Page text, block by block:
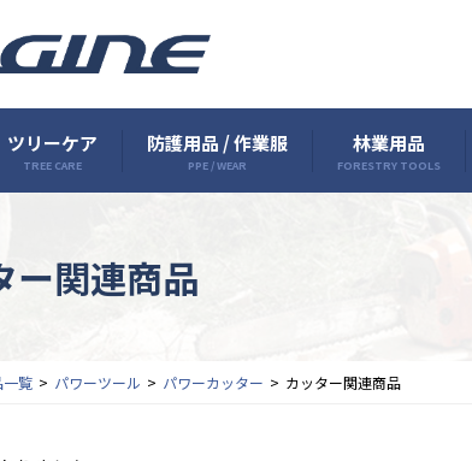
ツリーケア
TREE CARE
防護用品 / 作業服
PPE / WEAR
林業用品
FORESTRY TOOLS
ー関連商品
一覧 パワーツール パワーカッター カッター関連商品